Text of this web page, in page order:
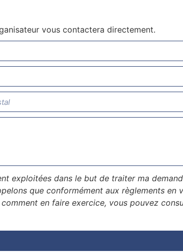
vous contactera directement.
exploitées dans le but de traiter ma
que conformément aux règlements en
en faire exercice, vous pouvez